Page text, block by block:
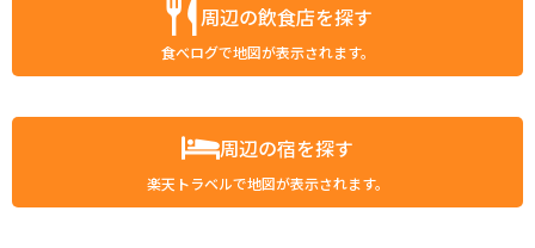
周辺の飲食店を探す
食べログで地図が表示されます。
周辺の宿を探す
楽天トラベルで地図が表示されます。